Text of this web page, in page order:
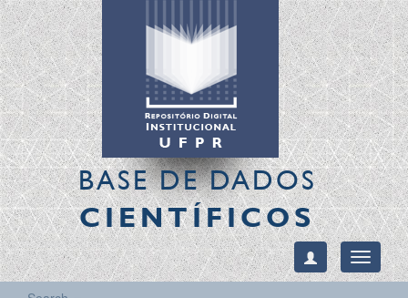
BASE DE DADOS
CIENTÍFICOS
Toggle